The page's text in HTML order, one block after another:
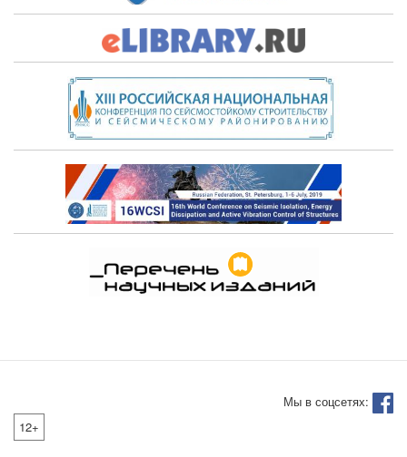
Мы в соцсетях:
12+